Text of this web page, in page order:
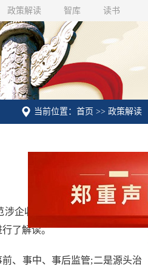
政策解读 智库 读书
当前位置：首页 >> 政策解读
企收费行为，切实减轻企业负
行了解读。
、事中、事后监管;二是源头治